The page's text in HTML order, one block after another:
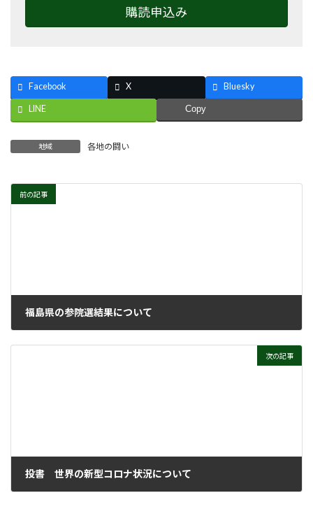
購読申込み
Facebook X Bluesky
LINE Copy
地域 各地の闘い
前の記事
福島県の参院選結果について
次の記事
投書 世界の新型コロナ状況について